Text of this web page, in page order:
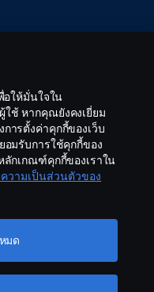
อให้มั่นใจใน
ช้ หากคุณยังคงเยี่ยม
ารตั้งค่าคุกกี้ของเว็บ
อมรับการใช้คุกกี้ของ
ลักเกณฑ์คุกกี้ของเราใน
วามเป็นส่วนตัวของ
มด